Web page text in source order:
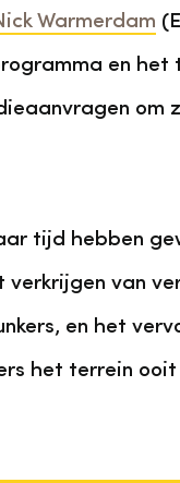
Warmerdam
en
om
tijd hebben
verkrijgen van
en het
het terrein